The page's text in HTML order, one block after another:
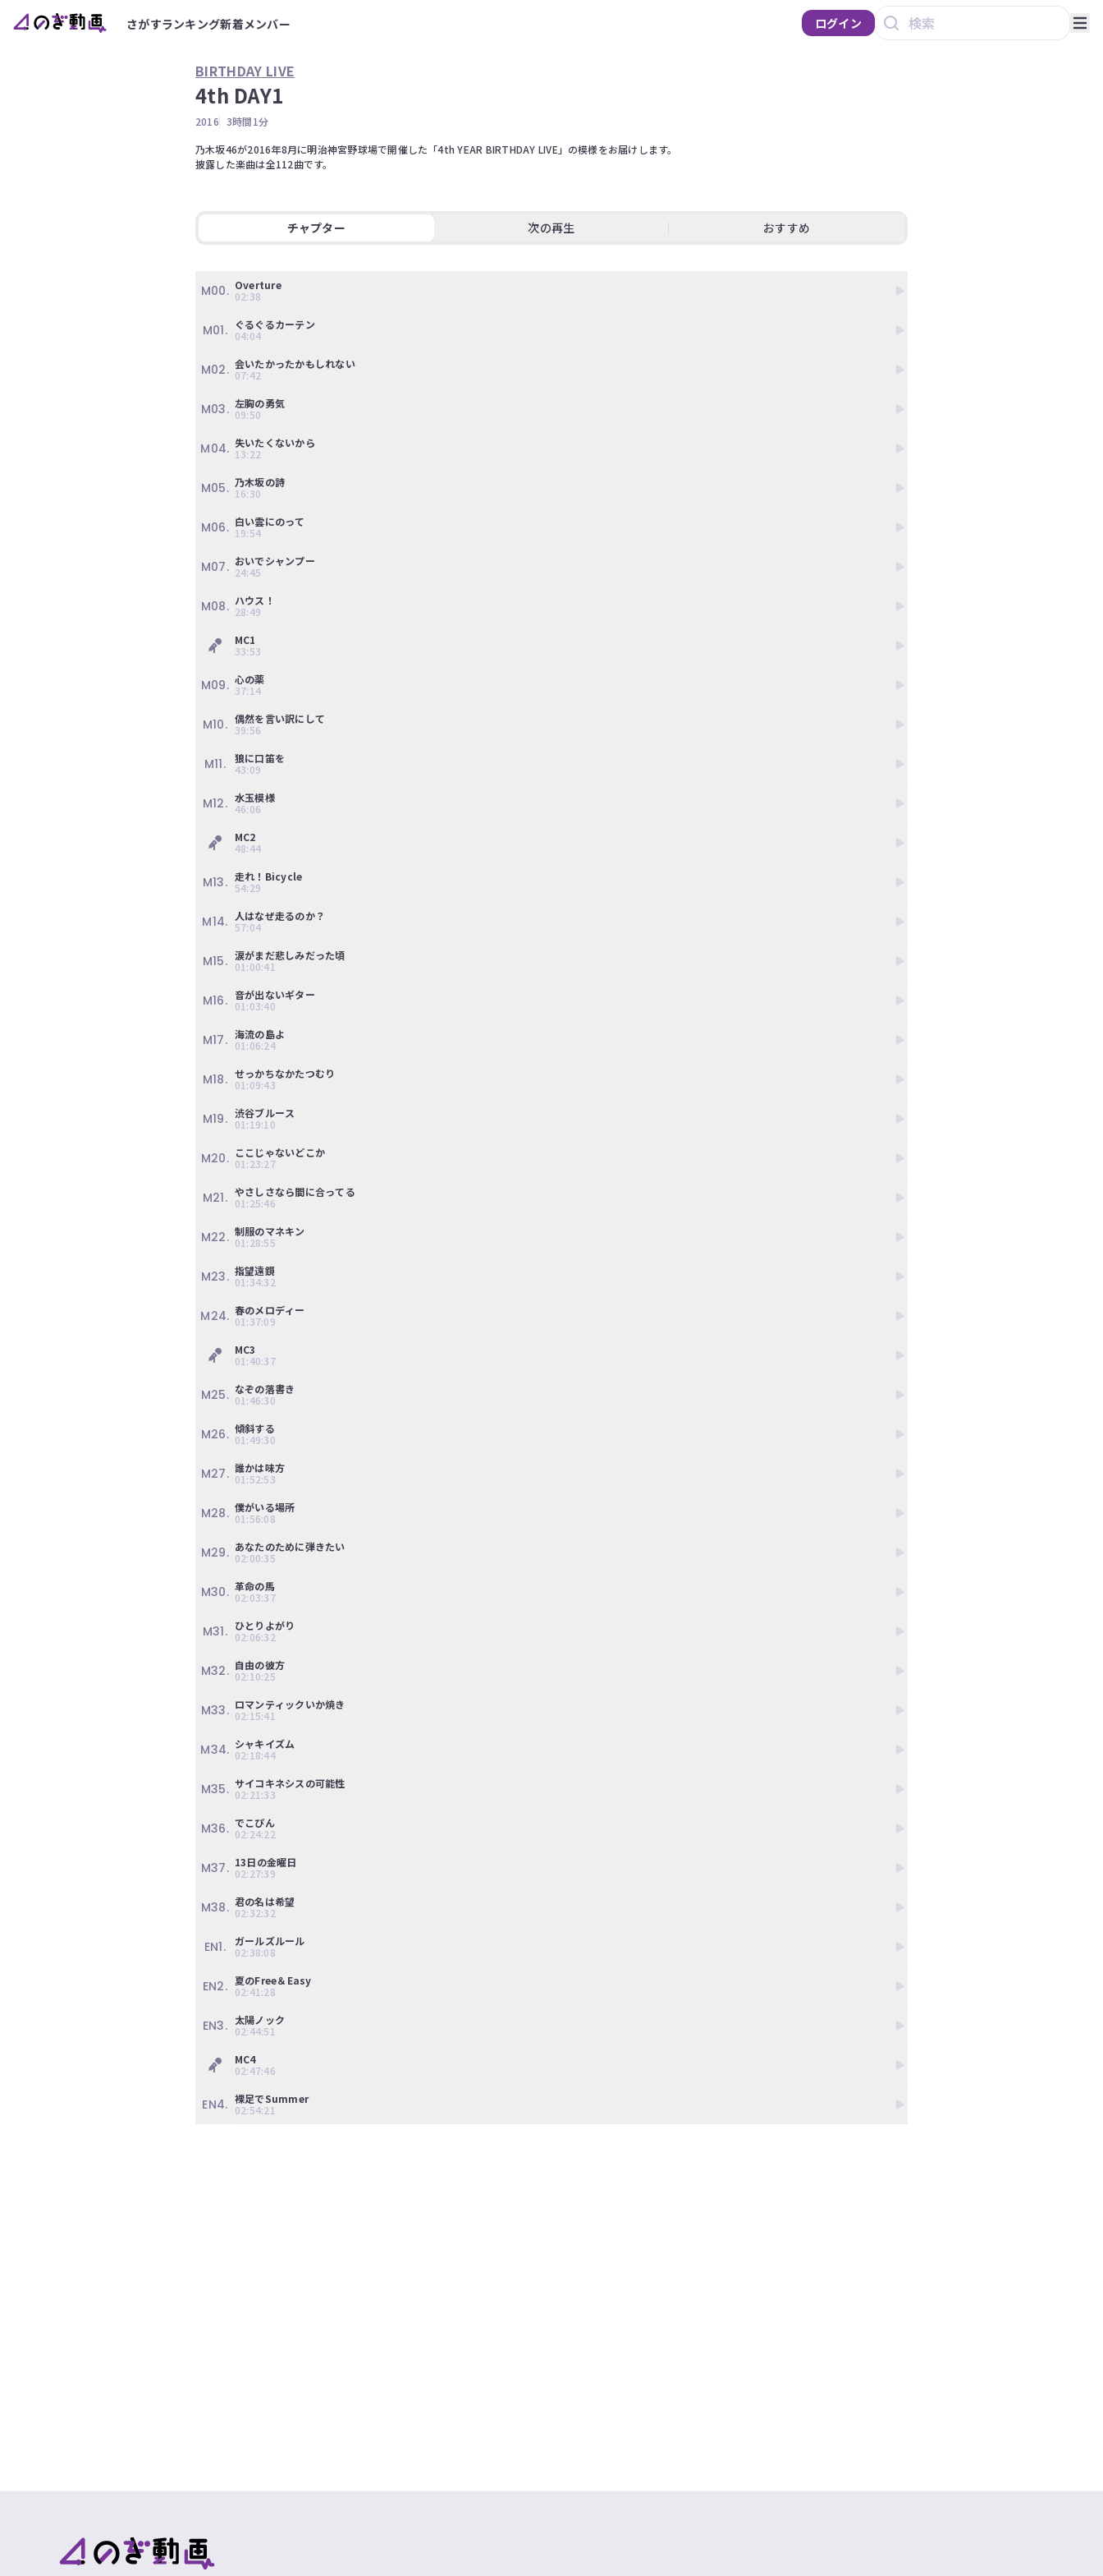
さがすランキング新着メンバー ログイン
BIRTHDAY LIVE
4th DAY1
2016 3時間1分
乃木坂46が2016年8月に明治神宮野球場で開催した「4th YEAR BIRTHDAY LIVE」の模様をお届けします。
披露した楽曲は全112曲です。
チャプター 次の再生 おすすめ
M00. Overture
02:38
M01.
ぐるぐるカーテン
04:04
M02. 会いたかったかもしれない
07:42
M03. 左胸の勇気
09:50
M04. 失いたくないから
13:22
M05. 乃木坂の詩
16:30
M06. 白い雲にのって
19:54
M07. おいでシャンプー
24:45
M08. ハウス！
28:49
MC1
33:53
M09. 心の薬
37:14
M10. 偶然を言い訳にして
39:56
M11.
狼に口笛を
43:09
M12. 水玉模様
46:06
MC2
48:44
M13. 走れ！Bicycle
54:29
M14.
人はなぜ走るのか？
57:04
M15. 涙がまだ悲しみだった頃
01:00:41
M16. 音が出ないギター
01:03:40
M17. 海流の島よ
01:06:24
M18. せっかちなかたつむり
01:09:43
M19. 渋谷ブルース
01:19:10
M20. ここじゃないどこか
01:23:27
M21. やさしさなら間に合ってる
01:25:46
M22. 制服のマネキン
01:28:55
M23. 指望遠鏡
01:34:32
M24. 春のメロディー
01:37:09
MC3
01:40:37
M25. なぞの落書き
01:46:30
M26. 傾斜する
01:49:30
M27. 誰かは味方
01:52:53
M28. 僕がいる場所
01:56:08
M29. あなたのために弾きたい
02:00:35
M30. 革命の馬
02:03:37
M31. ひとりよがり
02:06:32
M32. 自由の彼方
02:10:25
M33. ロマンティックいか焼き
02:15:41
M34. シャキイズム
02:18:44
M35. サイコキネシスの可能性
02:21:33
M36. でこぴん
02:24:22
M37. 13日の金曜日
02:27:39
M38. 君の名は希望
02:32:32
EN1.
ガールズルール
02:38:08
EN2. 夏のFree＆Easy
02:41:28
EN3. 太陽ノック
02:44:51
MC4
02:47:46
EN4. 裸足でSummer
02:54:21